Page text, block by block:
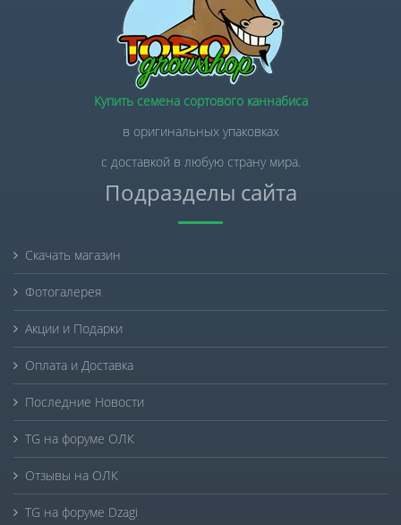
Купить семена сортового каннабиса
в оригинальных упаковках
с доставкой в любую страну мира.
Подразделы сайта
Скачать магазин
Фотогалерея
Акции и Подарки
Оплата и Доставка
Последние Новости
TG на форуме ОЛК
Отзывы на ОЛК
TG на форуме Dzagi